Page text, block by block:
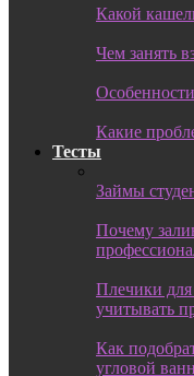
Какой
Чем занять
Какие
Тесты
Займы
Почему
Плечики
учитывать
Как
угловой